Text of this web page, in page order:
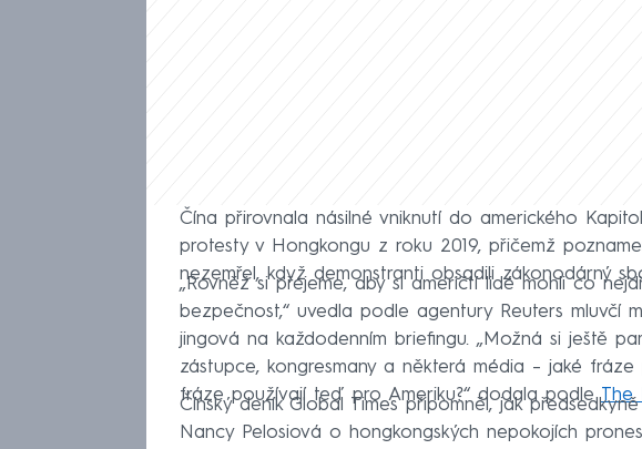
Čína přirovnala násilné vniknutí do amerického
protesty v Hongkongu z roku 2019, přičemž
nezemřel, když demonstranti obsadili zákonodárný
„Rovněž si přejeme, aby si američtí lidé mohli co
bezpečnost,“ uvedla podle agentury Reuters mluvčí
jingová na každodenním briefingu. „Možná si ještě
zástupce, kongresmany a některá média – jaké
fráze používají teď pro Ameriku?“ dodala podleThe
Čínský deník Global Times připomněl, jak
Nancy Pelosiová o hongkongských nepokojích